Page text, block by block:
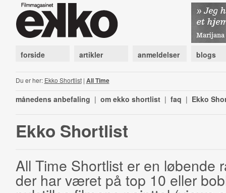
forside artikler anmeldelser blogs
Du er her: Ekko Shortlist| All Time
månedens anbefaling | om ekko shortlist | faq | Ekko
Ekko Shortlist
All Time Shortlist er en løbende
der har været på top 10 eller